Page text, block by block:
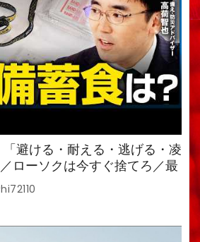
「避ける・耐える・逃げる・凌
ローソクは今すぐ捨てろ／最
／トイレ備蓄がなければ食料